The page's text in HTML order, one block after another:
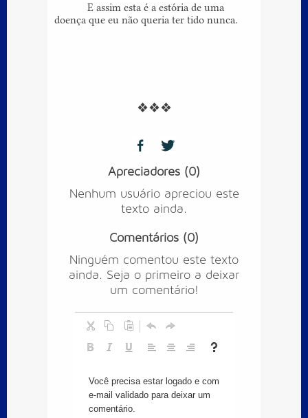
E assim esta é a estória de uma
doença que eu não queria ter tido nunca.
❖❖❖
Apreciadores (0)
Nenhum usuário apreciou este
texto ainda.
Comentários (0)
Ninguém comentou este texto
ainda. Seja o primeiro a deixar
um comentário!